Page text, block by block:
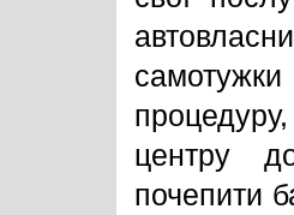
центру
почепити